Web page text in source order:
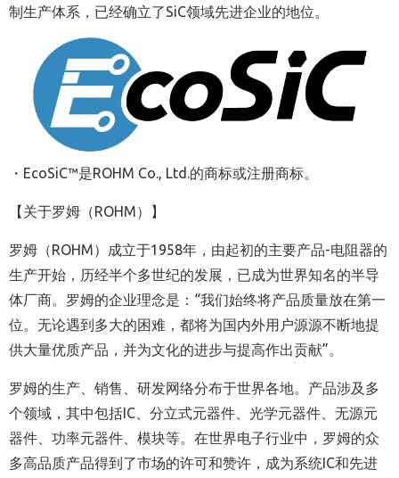
制生产体系，已经确立了SiC领域先进企业的地位。
・ EcoSiC™是ROHM Co., Ltd. 的商标或注册商标。
【关于罗姆（ROHM）】
罗姆（ROHM）成立于1958年，由起初的主要产品-电阻器的
生产开始，历经半个多世纪的发展，已成为世界知名的半导
体厂商。罗姆的企业理念是：“我们始终将产品质量放在第一
位。无论遇到多大的困难，都将为国内外用户源源不断地提
供大量优质产品，并为文化的进步与提高作出贡献”。
罗姆的生产、销售、研发网络分布于世界各地。产品涉及多
个领域，其中包括IC、分立式元器件、光学元器件、无源元
器件、功率元器件、模块等。在世界电子行业中，罗姆的众
多高品质产品得到了市场的许可和赞许，成为系统IC和先进